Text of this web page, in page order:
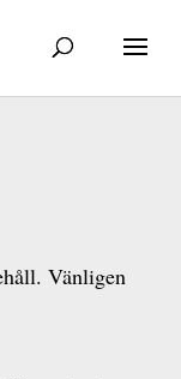
Vänligen